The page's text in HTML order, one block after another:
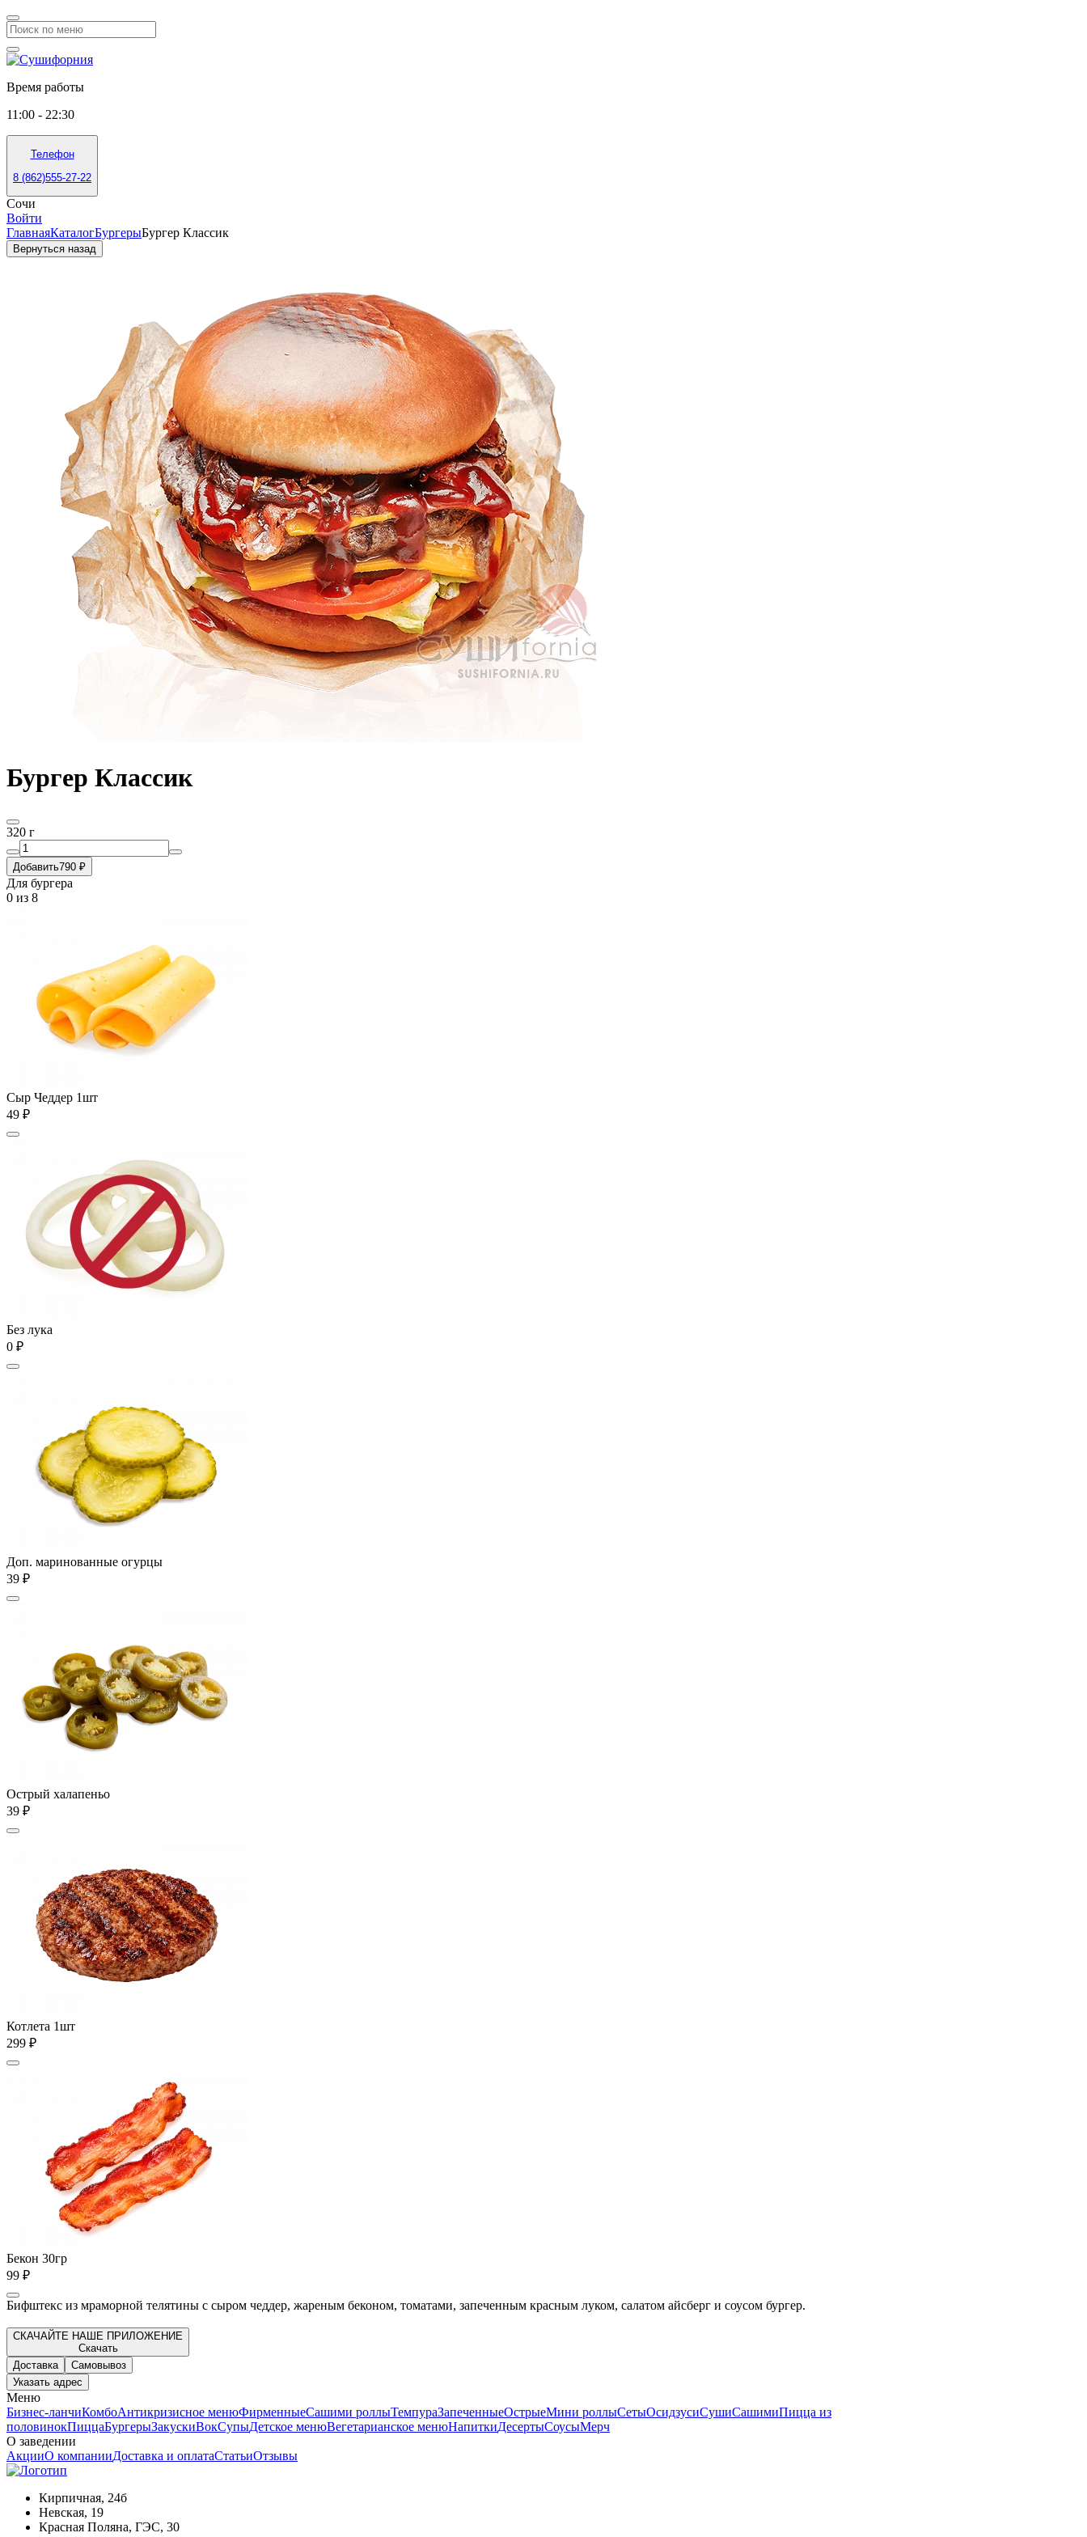
Время работы
11:00 - 22:30
Телефон
8 (862)555-27-22
Сочи
Войти
ГлавнаяКаталогБургерыБургер Классик
Вернуться назад
Бургер Классик
320 г
Добавить790 ₽
Для бургера
0 из 8
Сыр Чеддер 1шт
49 ₽
Без лука
0 ₽
Доп. маринованные огурцы
39 ₽
Острый халапеньо
39 ₽
Котлета 1шт
299 ₽
Бекон 30гр
99 ₽
Бифштекс из мраморной телятины с сыром чеддер, жареным беконом, томатами, запеченным красным луком, салатом айсберг и соусом бургер.
СКАЧАЙТЕ НАШЕ ПРИЛОЖЕНИЕ
Скачать
Доставка
Самовывоз
Указать адрес
Меню
Бизнес-ланчиКомбоАнтикризисное менюФирменныеСашими роллыТемпураЗапеченныеОстрыеМини роллыСетыОсидзусиСушиСашимиПицца из
половинокПиццаБургерыЗакускиВокСупыДетское менюВегетарианское менюНапиткиДесертыСоусыМерч
О заведении
АкцииО компанииДоставка и оплатаСтатьиОтзывы
Кирпичная, 24б
Невская, 19
Красная Поляна, ГЭС, 30